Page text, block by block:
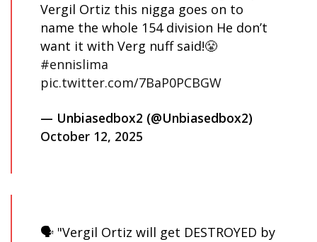
Vergil Ortiz this nigga goes on to
name the whole 154 division He don’t
want it with Verg nuff said!😤
#ennislima
pic.twitter.com/7BaP0PCBGW
— Unbiasedbox2 (@Unbiasedbox2)
October 12, 2025
🗣 "Vergil Ortiz will get DESTROYED by